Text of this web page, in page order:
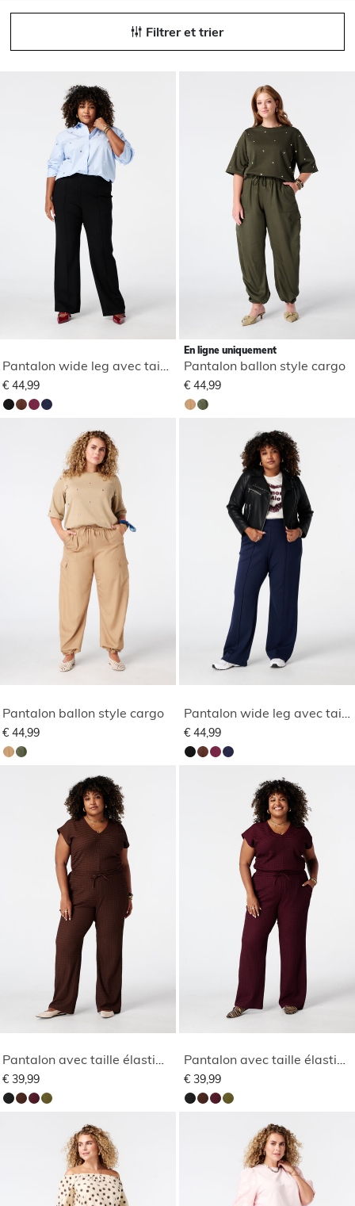
Filtrer et trier
Pantalon wide leg avec taille élastique
€ 44,99
En ligne uniquement
Pantalon ballon style cargo
€ 44,99
Pantalon ballon style cargo
€ 44,99 € 44,99
Pantalon avec taille élastique
€ 39,99
Pantalon avec taille élastique
€ 39,99